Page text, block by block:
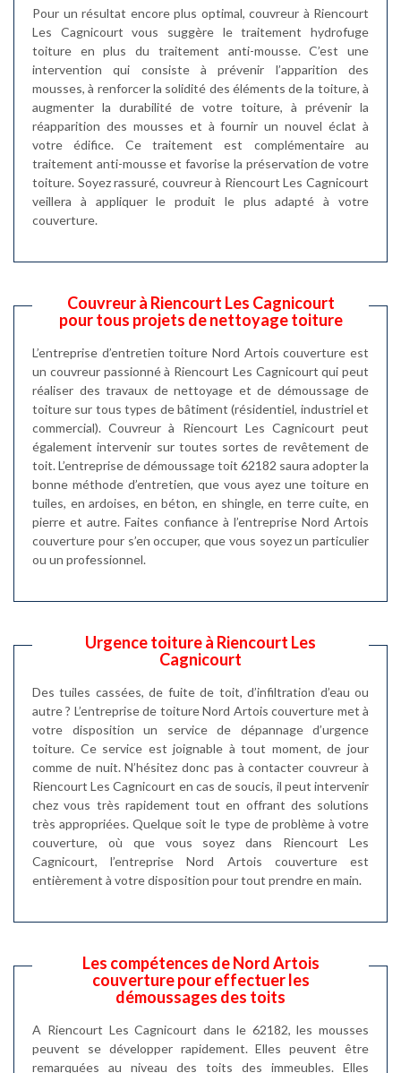
Pour un résultat encore plus optimal, couvreur à Riencourt
Les Cagnicourt vous suggère le traitement hydrofuge
toiture en plus du traitement anti-mousse. C’est une
intervention qui consiste à prévenir l’apparition des
mousses, à renforcer la solidité des éléments de la toiture, à
augmenter la durabilité de votre toiture, à prévenir la
réapparition des mousses et à fournir un nouvel éclat à
votre édifice. Ce traitement est complémentaire au
traitement anti-mousse et favorise la préservation de votre
toiture. Soyez rassuré, couvreur à Riencourt Les Cagnicourt
veillera à appliquer le produit le plus adapté à votre
couverture.
Couvreur à Riencourt Les Cagnicourt
pour tous projets de nettoyage toiture
L’entreprise d’entretien toiture Nord Artois couverture est
un couvreur passionné à Riencourt Les Cagnicourt qui peut
réaliser des travaux de nettoyage et de démoussage de
toiture sur tous types de bâtiment (résidentiel, industriel et
commercial). Couvreur à Riencourt Les Cagnicourt peut
également intervenir sur toutes sortes de revêtement de
toit. L’entreprise de démoussage toit 62182 saura adopter la
bonne méthode d’entretien, que vous ayez une toiture en
tuiles, en ardoises, en béton, en shingle, en terre cuite, en
pierre et autre. Faites confiance à l’entreprise Nord Artois
couverture pour s’en occuper, que vous soyez un particulier
ou un professionnel.
Urgence toiture à Riencourt Les
Cagnicourt
Des tuiles cassées, de fuite de toit, d’infiltration d’eau ou
autre ? L’entreprise de toiture Nord Artois couverture met à
votre disposition un service de dépannage d’urgence
toiture. Ce service est joignable à tout moment, de jour
comme de nuit. N’hésitez donc pas à contacter couvreur à
Riencourt Les Cagnicourt en cas de soucis, il peut intervenir
chez vous très rapidement tout en offrant des solutions
très appropriées. Quelque soit le type de problème à votre
couverture, où que vous soyez dans Riencourt Les
Cagnicourt, l’entreprise Nord Artois couverture est
entièrement à votre disposition pour tout prendre en main.
Les compétences de Nord Artois
couverture pour effectuer les
démoussages des toits
A Riencourt Les Cagnicourt dans le 62182, les mousses
peuvent se développer rapidement. Elles peuvent être
remarquées au niveau des toits des immeubles. Elles